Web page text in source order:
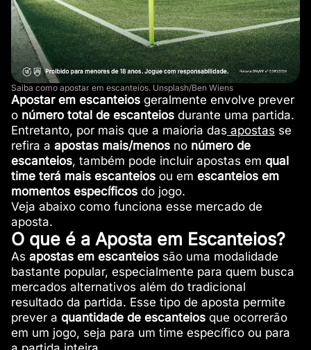
Saiba como apostar em escanteios. Unsplash/Ben Wiens
Apostar em escanteiosgeralmente envolve prever
o número total de escanteiosdurante uma partida.
Entretanto, por mais que a maioria das apostas se
refira a apostas mais/menosno número de
escanteios, também pode incluir apostas em qual
time terá mais escanteiosou em escanteios em
momentos específicosdo jogo.
Veja abaixo como funciona esse mercado de
aposta.
O que é a Aposta em Escanteios?
As apostas em escanteios são uma modalidade
bastante popular, especialmente para quem busca
mercados alternativos além do tradicional
resultado da partida. Esse tipo de aposta permite
prever a quantidade de escanteios que ocorrerão
em um jogo, seja para um time específico ou para